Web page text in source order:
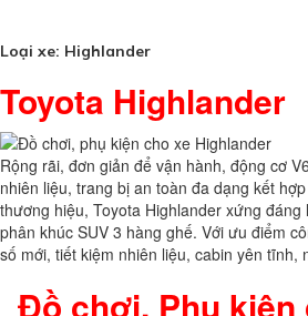
Loại xe: Highlander
Toyota Highlander
Rộng rãi, đơn giản để vận hành, động cơ
nhiên liệu, trang bị an toàn đa dạng kết
thương hiệu, Toyota Highlander xứng
phân khúc SUV 3 hàng ghế. Với ưu điểm
số mới, tiết kiệm nhiên liệu, cabin yên tĩnh,
Đồ chơi, Phụ kiện